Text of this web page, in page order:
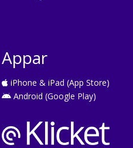
Appar
iPhone & iPad (App Store)
Android (Google Play)